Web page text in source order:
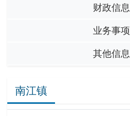
财政信息
业务事项
其他信息
南江镇